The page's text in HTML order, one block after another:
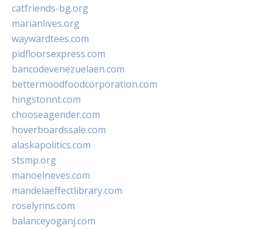
catfriends-bg.org
marianlives.org
waywardtees.com
pidfloorsexpress.com
bancodevenezuelaen.com
bettermoodfoodcorporation.com
hingstonnt.com
chooseagender.com
hoverboardssale.com
alaskapolitics.com
stsmp.org
manoelneves.com
mandelaeffectlibrary.com
roselynns.com
balanceyoganj.com